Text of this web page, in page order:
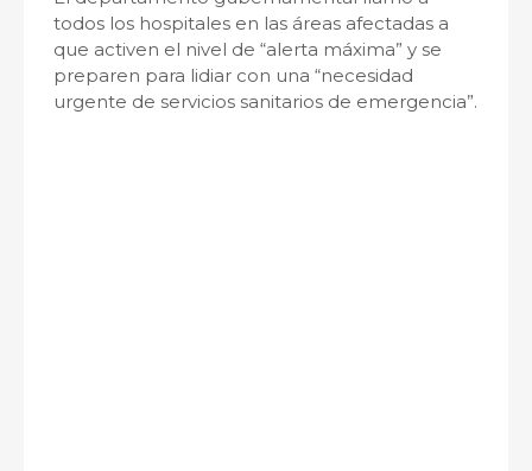
todos los hospitales en las áreas afectadas a
que activen el nivel de “alerta máxima” y se
preparen para lidiar con una “necesidad
urgente de servicios sanitarios de emergencia”.